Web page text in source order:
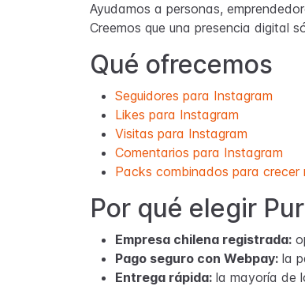
Ayudamos a personas,
Creemos que una presencia digital
Qué ofrecemos
Seguidores para Instagram
Likes para Instagram
Visitas para Instagram
Comentarios para Instagram
Packs combinados para crecer
Por qué elegir
Empresa chilena registrada:
Pago seguro con Webpay: la
Entrega rápida: la mayoría de